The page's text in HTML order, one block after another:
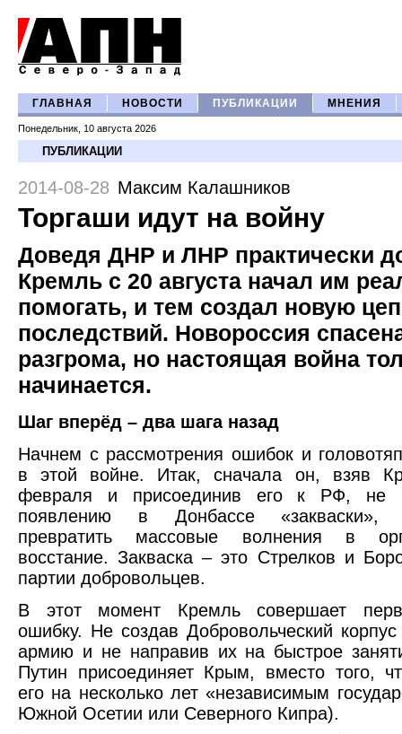
ГЛАВНАЯ НОВОСТИ ПУБЛИКАЦИИ МНЕНИЯ
Понедельник, 10 августа 2026
ПУБЛИКАЦИИ
2014-08-28 Максим Калашников
Торгаши идут на войну
Доведя ДНР и ЛНР практически
Кремль с 20 августа начал им
помогать, и тем создал новую
последствий. Новороссия
разгрома, но настоящая война
начинается.
Шаг вперёд – два шага назад
Начнем с рассмотрения ошибок и
в этой войне. Итак, сначала он, взяв
февраля и присоединив его к РФ, не
появлению в Донбассе «закваски»,
превратить массовые волнения в
восстание. Закваска – это Стрелков и
партии добровольцев.
В этот момент Кремль совершает
ошибку. Не создав Добровольческий
армию и не направив их на быстрое
Путин присоединяет Крым, вместо того,
его на несколько лет «независимым
Южной Осетии или Северного Кипра).